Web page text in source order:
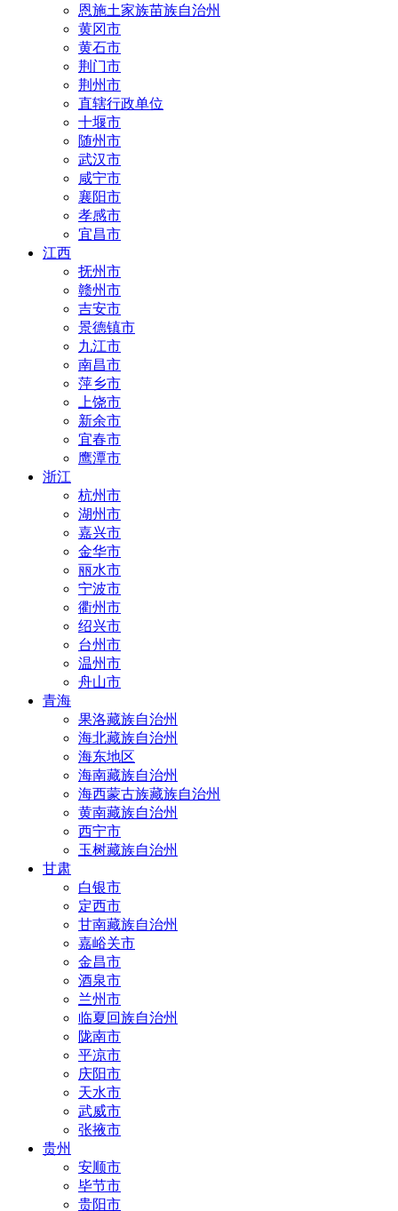
恩施土家族苗族自治州
黄冈市
黄石市
荆门市
荆州市
直辖行政单位
十堰市
随州市
武汉市
咸宁市
襄阳市
孝感市
宜昌市
江西
抚州市
赣州市
吉安市
景德镇市
九江市
南昌市
萍乡市
上饶市
新余市
宜春市
鹰潭市
浙江
杭州市
湖州市
嘉兴市
金华市
丽水市
宁波市
衢州市
绍兴市
台州市
温州市
舟山市
青海
果洛藏族自治州
海北藏族自治州
海东地区
海南藏族自治州
海西蒙古族藏族自治州
黄南藏族自治州
西宁市
玉树藏族自治州
甘肃
白银市
定西市
甘南藏族自治州
嘉峪关市
金昌市
酒泉市
兰州市
临夏回族自治州
陇南市
平凉市
庆阳市
天水市
武威市
张掖市
贵州
安顺市
毕节市
贵阳市